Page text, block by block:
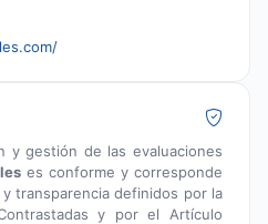
y gestión de las evaluaciones
es conforme y corresponde
transparencia definidos por la
y por el Artículo